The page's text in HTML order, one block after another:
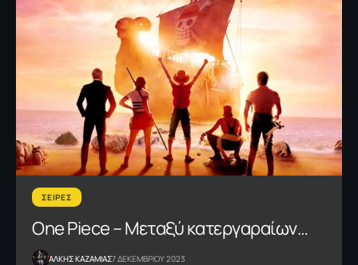
ΣΕΙΡΕΣ
One Piece – Μεταξύ κατεργαραίων…
ΑΛΚΗΣ ΚΑΖΑΜΙΑΣ7 ΔΕΚΕΜΒΡΙΟΥ 2023